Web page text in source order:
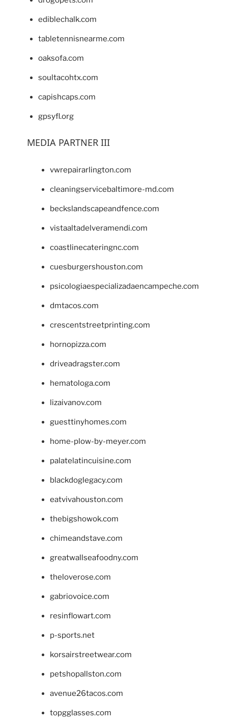
ediblechalk.com
tabletennisnearme.com
oaksofa.com
soultacohtx.com
capishcaps.com
gpsyfl.org
MEDIA PARTNER III
vwrepairarlington.com
cleaningservicebaltimore-md.com
beckslandscapeandfence.com
vistaaltadelveramendi.com
coastlinecateringnc.com
cuesburgershouston.com
psicologiaespecializadaencampeche.com
dmtacos.com
crescentstreetprinting.com
hornopizza.com
driveadragster.com
hematologa.com
lizaivanov.com
guesttinyhomes.com
home-plow-by-meyer.com
palatelatincuisine.com
blackdoglegacy.com
eatvivahouston.com
thebigshowok.com
chimeandstave.com
greatwallseafoodny.com
theloverose.com
gabriovoice.com
resinflowart.com
p-sports.net
korsairstreetwear.com
petshopallston.com
avenue26tacos.com
topgglasses.com